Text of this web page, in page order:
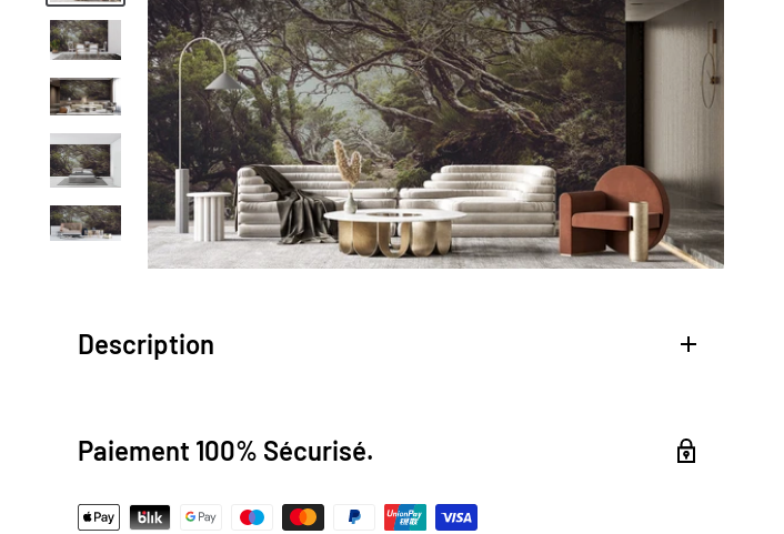
Description
papier peint Petite Foret. Ce papier peint à motifs floraux est parfait
Paiement 100% Sécurisé.